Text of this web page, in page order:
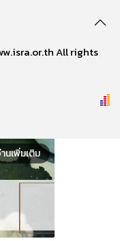
All rights
นเพิ่มเติม